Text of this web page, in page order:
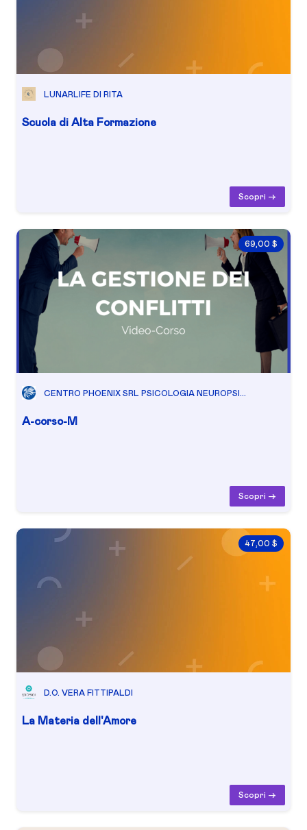
LUNARLIFE DI RITA
Scuola di Alta Formazione
Scopri ->
69,00 $
CENTRO PHOENIX SRL PSICOLOGIA NEUROPSI...
A-corso-M
Scopri ->
47,00 $
D.O. VERA FITTIPALDI
La Materia dell'Amore
Scopri ->